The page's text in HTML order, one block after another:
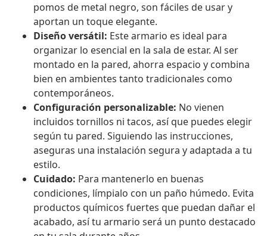
pomos de metal negro, son fáciles de usar y
aportan un toque elegante.
Diseño versátil: Este armario es ideal para
organizar lo esencial en la sala de estar. Al ser
montado en la pared, ahorra espacio y combina
bien en ambientes tanto tradicionales como
contemporáneos.
Configuración personalizable: No vienen
incluidos tornillos ni tacos, así que puedes elegir
según tu pared. Siguiendo las instrucciones,
aseguras una instalación segura y adaptada a tu
estilo.
Cuidado: Para mantenerlo en buenas
condiciones, límpialo con un paño húmedo. Evita
productos químicos fuertes que puedan dañar el
acabado, así tu armario será un punto destacado